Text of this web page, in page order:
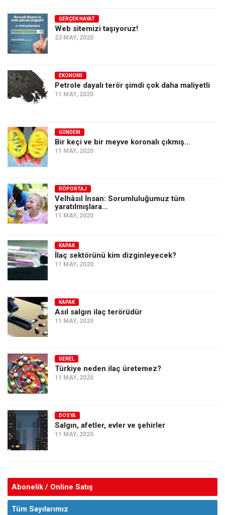
GERÇEK HAYAT
Web sitemizi taşıyoruz!
23 MAY, 2020
EKONOMI
Petrole dayalı terör şimdi çok daha maliyetli
11 MAY, 2020
GÜNDEM
Bir keçi ve bir meyve koronalı çıkmış…
11 MAY, 2020
RÖPORTAJ
Velhâsıl İnsan: Sorumluluğumuz tüm
yaratılmışlara…
11 MAY, 2020
KAPAK
İlaç sektörünü kim dizginleyecek?
11 MAY, 2020
KAPAK
Asıl salgın ilaç terörüdür
11 MAY, 2020
GENEL
Türkiye neden ilaç üretemez?
11 MAY, 2020
DOSYA
Salgın, afetler, evler ve şehirler
11 MAY, 2020
Abonelik / Online Satış
Tüm Sayılarımız